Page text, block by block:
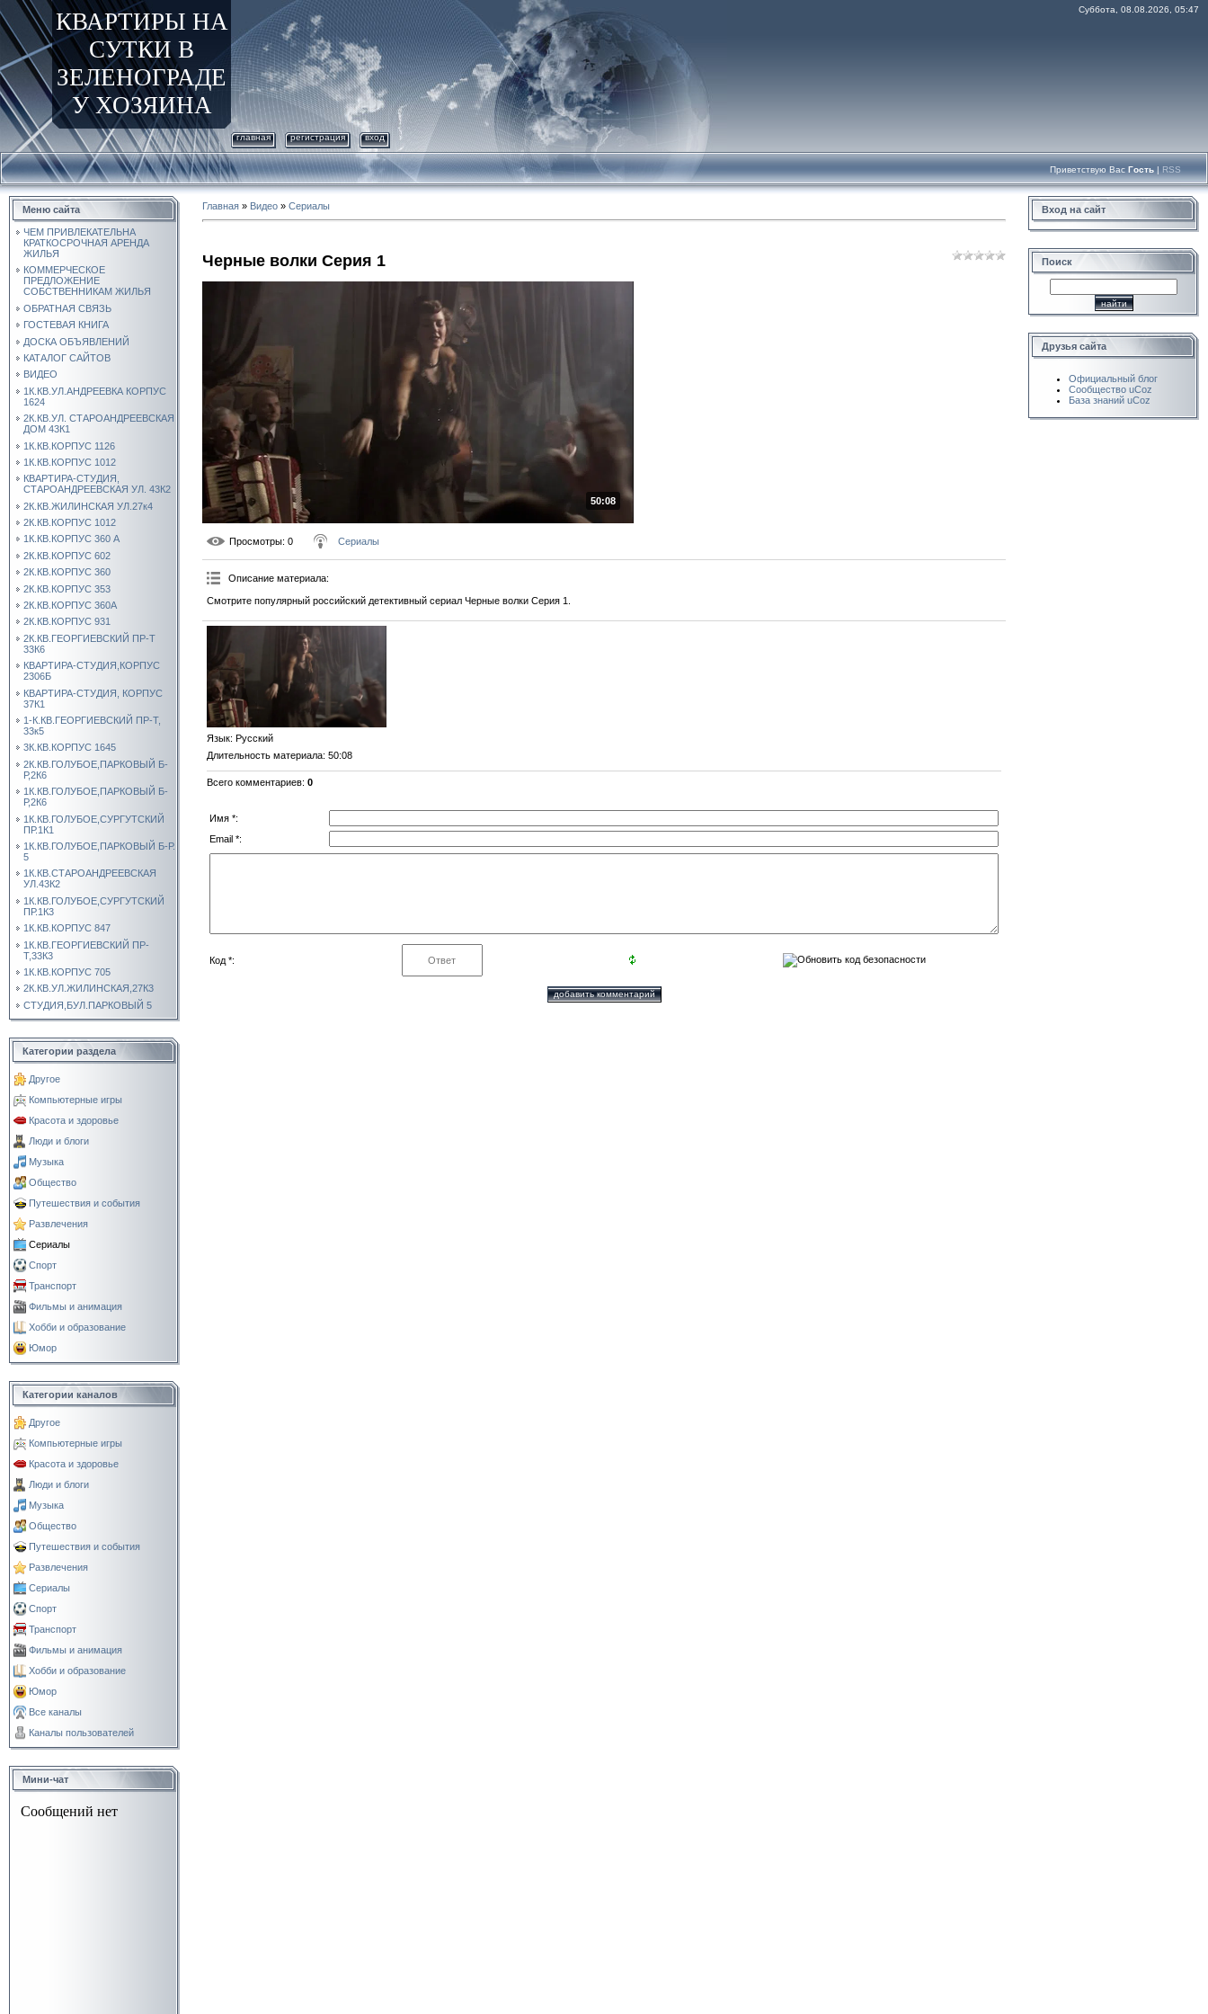
КВАРТИРЫ НА
СУТКИ В
ЗЕЛЕНОГРАДЕ
У ХОЗЯИНА
Суббота, 08.08.2026, 05:47
главная регистрация вход
Приветствую Вас Гость | RSS
Меню сайта
ЧЕМ ПРИВЛЕКАТЕЛЬНА
КРАТКОСРОЧНАЯ АРЕНДА
ЖИЛЬЯ
КОММЕРЧЕСКОЕ
ПРЕДЛОЖЕНИЕ
СОБСТВЕННИКАМ ЖИЛЬЯ
ОБРАТНАЯ СВЯЗЬ
ГОСТЕВАЯ КНИГА
ДОСКА ОБЪЯВЛЕНИЙ
КАТАЛОГ САЙТОВ
ВИДЕО
1К.КВ.УЛ.АНДРЕЕВКА КОРПУС
1624
2К.КВ.УЛ. СТАРОАНДРЕЕВСКАЯ
ДОМ 43К1
1К.КВ.КОРПУС 1126
1К.КВ.КОРПУС 1012
КВАРТИРА-СТУДИЯ,
СТАРОАНДРЕЕВСКАЯ УЛ. 43К2
2К.КВ.ЖИЛИНСКАЯ УЛ.27к4
2К.КВ.КОРПУС 1012
1К.КВ.КОРПУС 360 А
2К.КВ.КОРПУС 602
2К.КВ.КОРПУС 360
2К.КВ.КОРПУС 353
2К.КВ.КОРПУС 360А
2К.КВ.КОРПУС 931
2К.КВ.ГЕОРГИЕВСКИЙ ПР-Т
33К6
КВАРТИРА-СТУДИЯ,КОРПУС
2306Б
КВАРТИРА-СТУДИЯ, КОРПУС
37К1
1-К.КВ.ГЕОРГИЕВСКИЙ ПР-Т,
33к5
3К.КВ.КОРПУС 1645
2К.КВ.ГОЛУБОЕ,ПАРКОВЫЙ Б-
Р,2К6
1К.КВ.ГОЛУБОЕ,ПАРКОВЫЙ Б-
Р,2К6
1К.КВ.ГОЛУБОЕ,СУРГУТСКИЙ
ПР.1К1
1К.КВ.ГОЛУБОЕ,ПАРКОВЫЙ Б-Р.
5
1К.КВ.СТАРОАНДРЕЕВСКАЯ
УЛ.43К2
1К.КВ.ГОЛУБОЕ,СУРГУТСКИЙ
ПР.1К3
1К.КВ.КОРПУС 847
1К.КВ.ГЕОРГИЕВСКИЙ ПР-
Т,33К3
1К.КВ.КОРПУС 705
2К.КВ.УЛ.ЖИЛИНСКАЯ,27К3
СТУДИЯ,БУЛ.ПАРКОВЫЙ 5
Категории раздела
Другое
Компьютерные игры
Красота и здоровье
Люди и блоги
Музыка
Общество
Путешествия и события
Развлечения
Сериалы
Спорт
Транспорт
Фильмы и анимация
Хобби и образование
Юмор
Категории каналов
Другое
Компьютерные игры
Красота и здоровье
Люди и блоги
Музыка
Общество
Путешествия и события
Развлечения
Сериалы
Спорт
Транспорт
Фильмы и анимация
Хобби и образование
Юмор
Все каналы
Каналы пользователей
Мини-чат
Главная » Видео » Сериалы
Черные волки Серия 1
50:08
Просмотры: 0 Сериалы
Описание материала:
Смотрите популярный российский детективный сериал Черные волки Серия 1.
Язык: Русский
Длительность материала: 50:08
Всего комментариев: 0
Имя *:
Email *:
Код *:
Вход на сайт
Поиск
Друзья сайта
Официальный блог
Сообщество uCoz
База знаний uCoz